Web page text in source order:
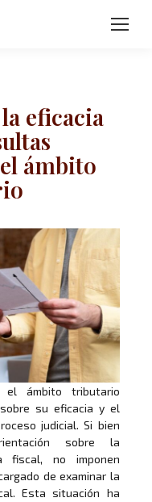
eficacia
ámbito
el ámbito tributario
su eficacia y el
judicial. Si bien
sobre la
fiscal, no imponen
de examinar la
Esta situación ha